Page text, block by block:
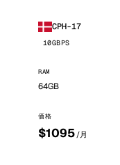
CPH-17
10GBPS
RAM
64GB
価格
$1095 /月